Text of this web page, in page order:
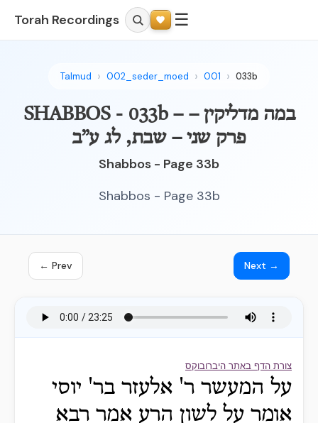
Torah Recordings ☰
Talmud 002_seder_moed 001 033b
SHABBOS - 033b – במה מדליקין –
פרק שני – שבת, לג ע”ב
Shabbos - Page 33b
Shabbos - Page 33b
← Prev Next →
צורת הדף באתר היברובוקס
על המעשר ר' אלעזר בר' יוסי
אומר על לשון הרע אמר רבא